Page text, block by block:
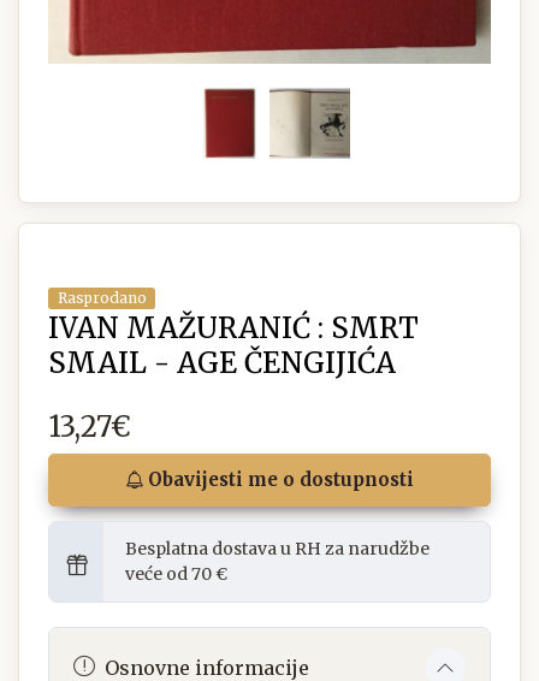
Rasprodano
IVAN MAŽURANIĆ : SMRT
SMAIL - AGE ČENGIJIĆA
13,27€
Obavijesti me o dostupnosti
Besplatna dostava u RH za narudžbe
veće od 70 €
Osnovne informacije